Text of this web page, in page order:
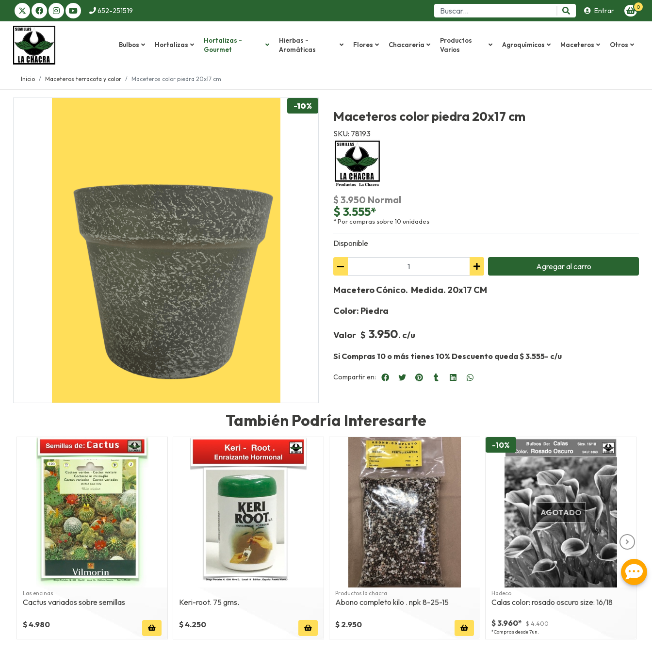
652-251519 Entrar 0
Bulbos Hortalizas
Hortalizas -
Gourmet
Hierbas -
Aromáticas
Flores Chacareria
Productos
Varios
Agroquímicos Maceteros Otros
Inicio Maceteros terracota y color Maceteros color piedra 20x17 cm
-10%
Maceteros color piedra 20x17 cm
SKU: 78193
$ 3.950 Normal
$ 3.555*
* Por compras sobre 10 unidades
Disponible
Agregaral carro
Macetero Cónico. Medida. 20x17 CM
Color: Piedra
Valor $ 3.950. c/u
Si Compras 10 o más tienes 10% Descuento queda $ 3.555- c/u
Compartir en:
También Podría Interesarte
Las encinas
Cactus variados sobre semillas
$ 4.980
Keri-root. 75 gms.
$ 4.250
Productos la chacra
Abono completo kilo . npk 8-25-15
$ 2.950
-10%
AGOTADO
Hadeco
Calas color: rosado oscuro size: 16/18
$ 3.960* $ 4.400
*Compras desde 7un.